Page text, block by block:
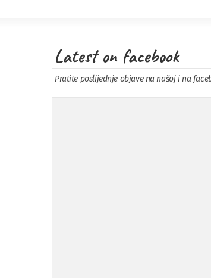
Latest on facebook
Pratite poslijednje objave na našoj i na